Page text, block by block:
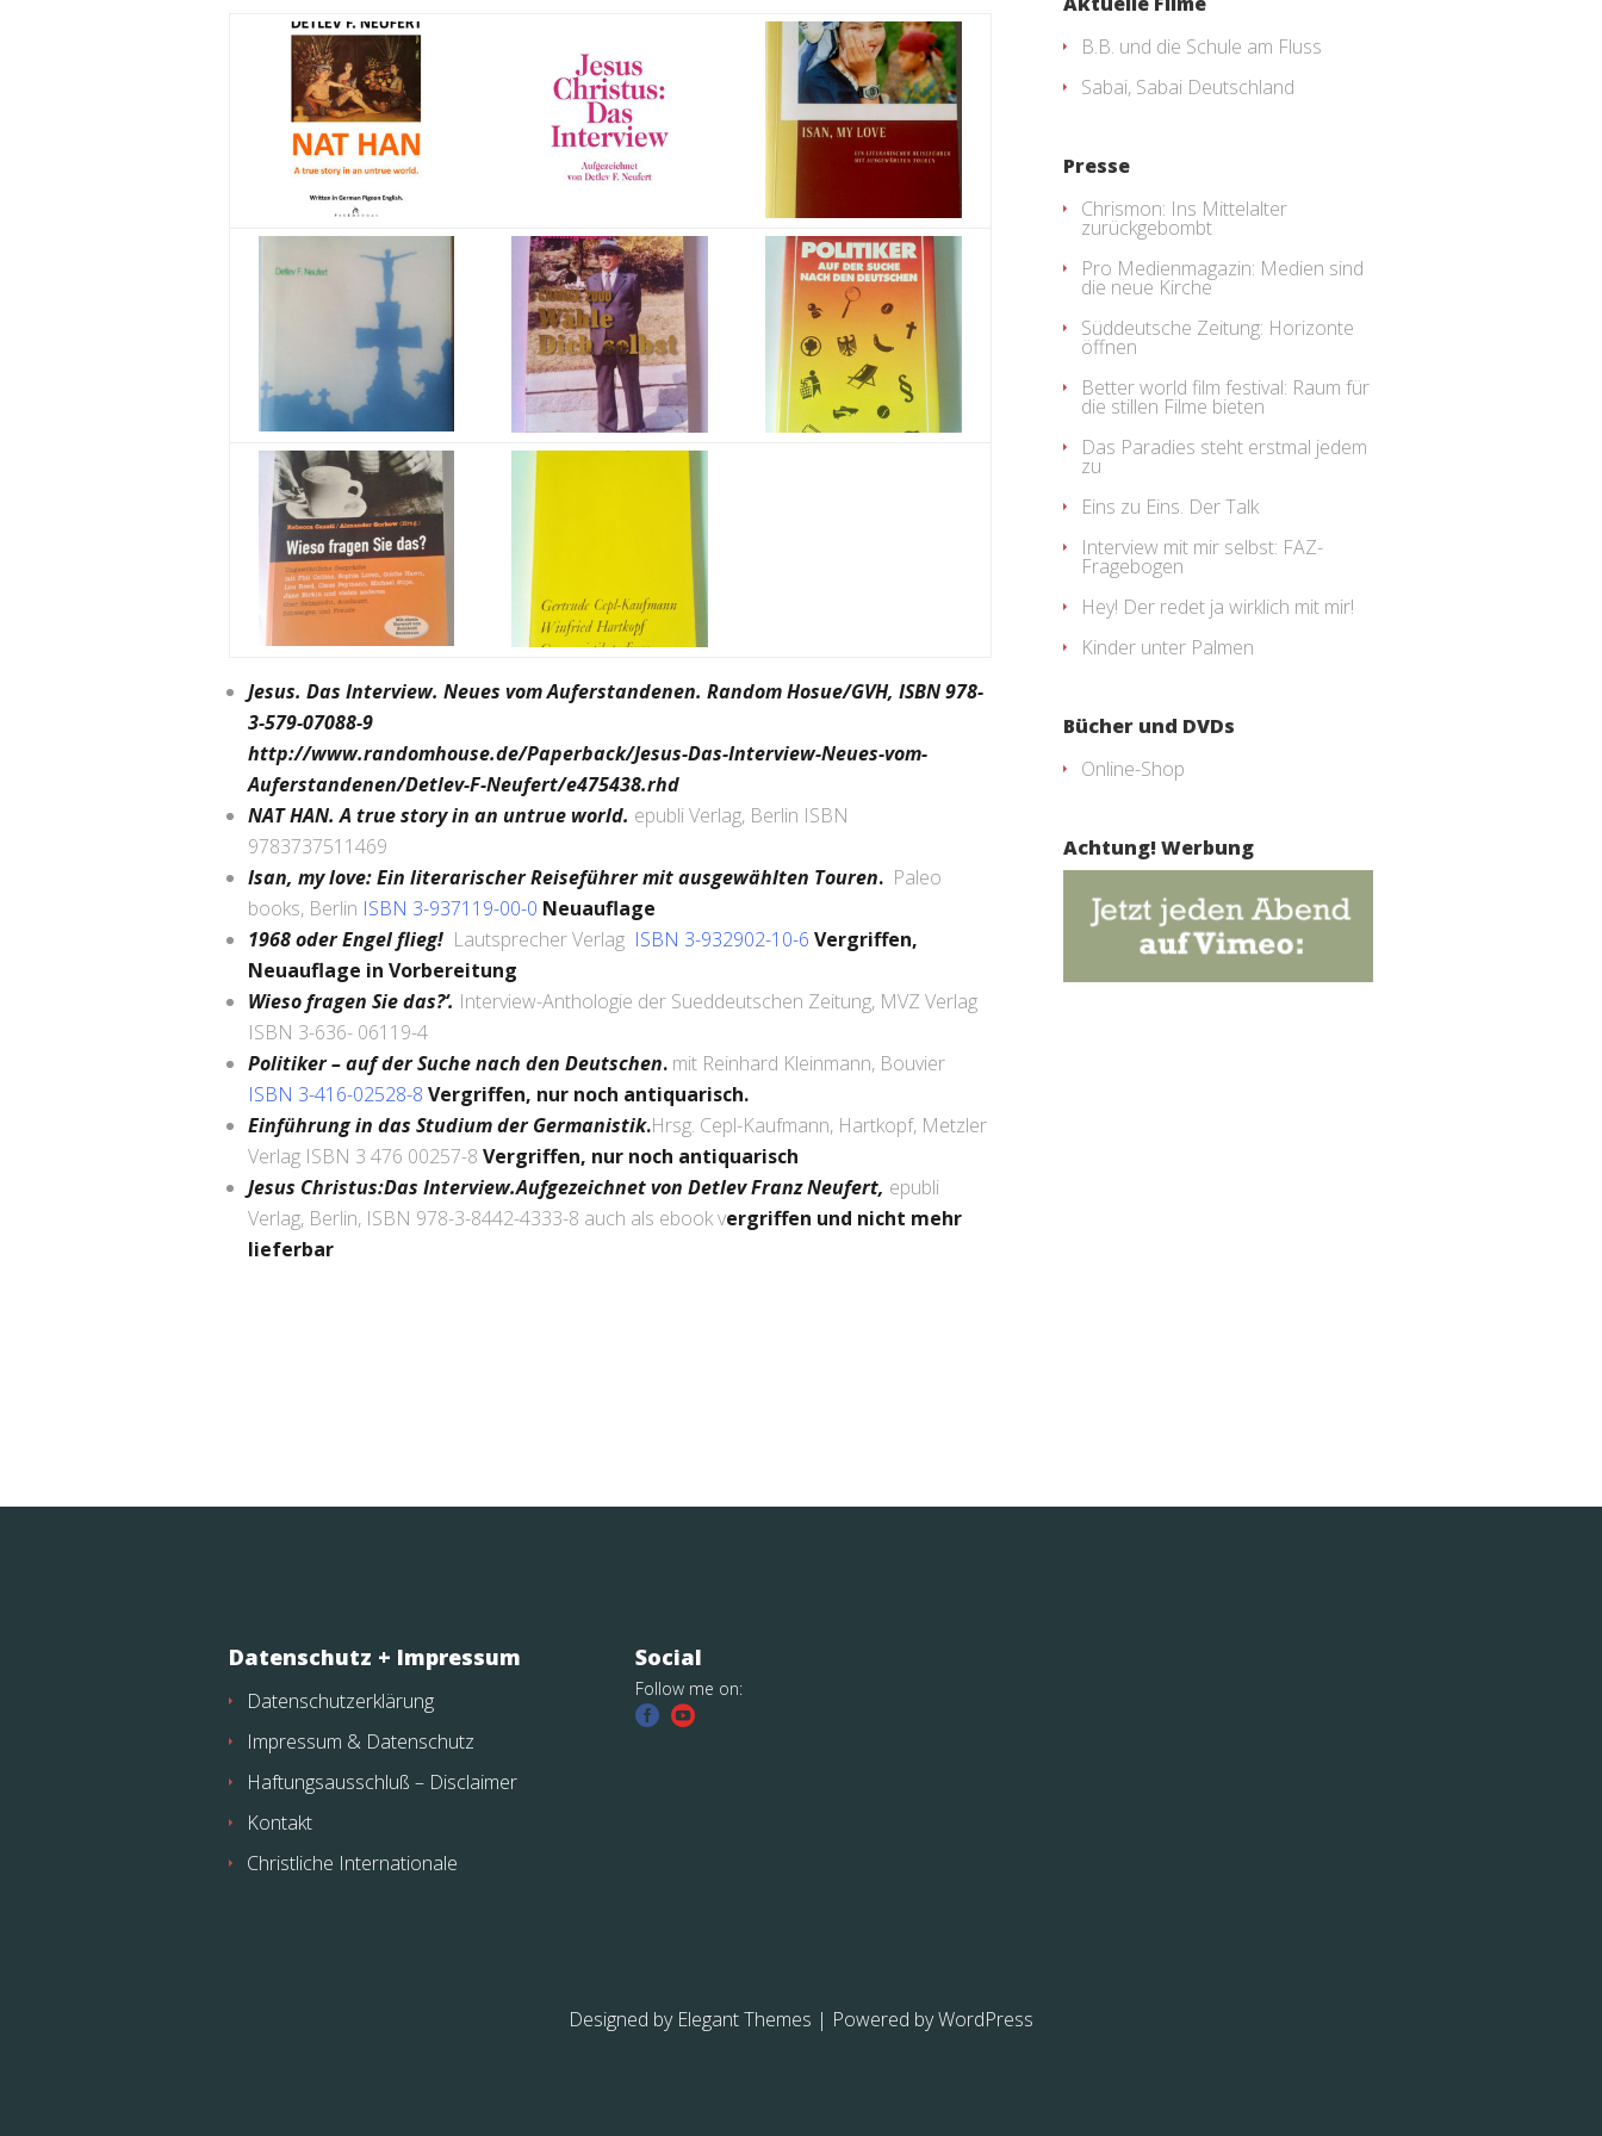
Jesus. Das Interview. Neues vom Auferstandenen. Random Hosue/GVH, ISBN 978-
3-579-07088-9
http://www.randomhouse.de/Paperback/Jesus-Das-Interview-Neues-vom-
Auferstandenen/Detlev-F-Neufert/e475438.rhd
NAT HAN. A true story in an untrue world. epubli Verlag, Berlin ISBN
9783737511469
Isan, my love: Ein literarischer Reiseführer mit ausgewählten Touren. Paleo
books, Berlin ISBN 3-937119-00-0 Neuauflage
1968 oder Engel flieg! Lautsprecher Verlag ISBN 3-932902-10-6 Vergriffen,
Neuauflage in Vorbereitung
Wieso fragen Sie das?‘. Interview-Anthologie der Sueddeutschen Zeitung, MVZ Verlag
ISBN 3-636- 06119-4
Politiker – auf der Suche nach den Deutschen. mit Reinhard Kleinmann, Bouvier
ISBN 3-416-02528-8 Vergriffen, nur noch antiquarisch.
Einführung in das Studium der Germanistik.Hrsg. Cepl-Kaufmann, Hartkopf, Metzler
Verlag ISBN 3 476 00257-8 Vergriffen, nur noch antiquarisch
Jesus Christus:Das Interview.Aufgezeichnet von Detlev Franz Neufert, epubli
Verlag, Berlin, ISBN 978-3-8442-4333-8 auch als ebook vergriffen und nicht mehr
lieferbar
B.B. und die Schule am Fluss
Sabai, Sabai Deutschland
Presse
Chrismon: Ins Mittelalter
zurückgebombt
Pro Medienmagazin: Medien sind
die neue Kirche
Süddeutsche Zeitung: Horizonte
öffnen
Better world film festival: Raum für
die stillen Filme bieten
Das Paradies steht erstmal jedem
zu
Eins zu Eins. Der Talk
Interview mit mir selbst: FAZ-
Fragebogen
Hey! Der redet ja wirklich mit mir!
Kinder unter Palmen
Bücher und DVDs
Online-Shop
Achtung! Werbung
Datenschutz + Impressum
Datenschutzerklärung
Impressum & Datenschutz
Haftungsausschluß – Disclaimer
Kontakt
Christliche Internationale
Social
Follow me on:
Designed by Elegant Themes | Powered byWordPress